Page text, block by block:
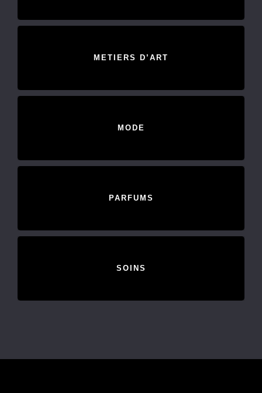
METIERS D’ART
MODE
PARFUMS
SOINS